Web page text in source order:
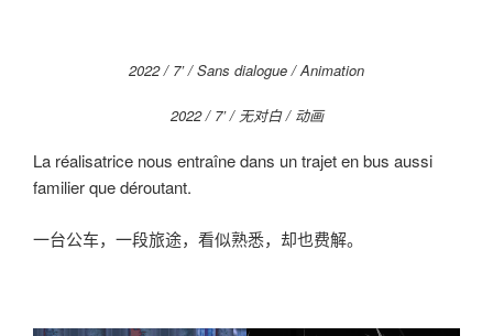
2022 / 7’ / Sans dialogue / Animation
2022 / 7’ / 无对白 / 动画
La réalisatrice nous entraîne dans un trajet en bus aussi
familier que déroutant.
一台公车，一段旅途，看似熟悉，却也费解。